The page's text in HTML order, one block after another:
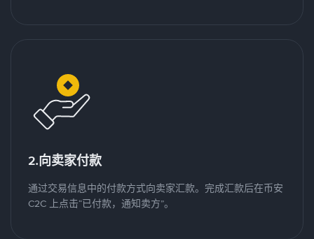
2.向卖家付款
通过交易信息中的付款方式向卖家汇款。完成汇款后在币安
C2C 上点击“已付款，通知卖方”。